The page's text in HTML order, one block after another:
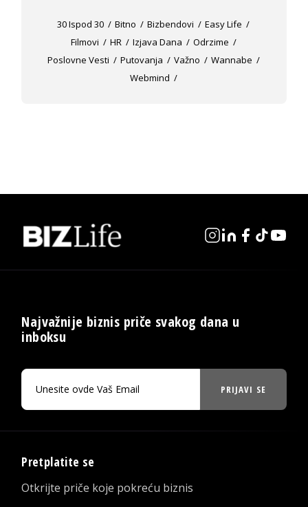
30 Ispod 30 Bitno Bizbendovi
Easy Life
Filmovi
HR Izjava Dana
Odrzime
Poslovne Vesti
Putovanja Važno
Wannabe
Webmind
Najvažnije biznis priče svakog dana u
inboksu
PRIJAVI SE
Pretplatite se
Otkrijte priče koje pokreću biznis